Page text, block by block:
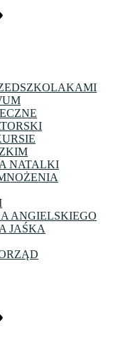
NATALKI
ANGIELSKIEGO
JAŚKA